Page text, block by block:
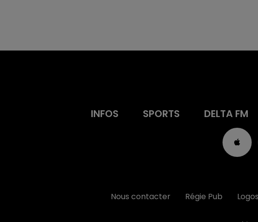
INFOS SPORTS DELTA FM
Nous contacter Régie Pub Logos